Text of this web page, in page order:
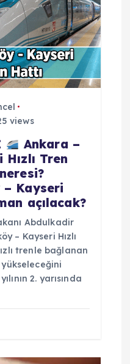
views
Ankara –
Tren
– Kayseri
açılacak?
Abdulkadir
– Kayseri Hızlı
trenle bağlanan
yükseleceğini
2. yarısında